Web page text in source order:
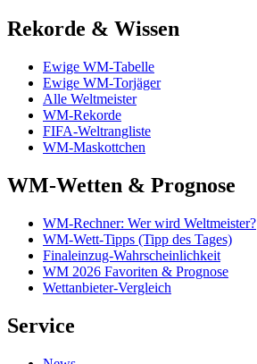
Rekorde & Wissen
Ewige WM-Tabelle
Ewige WM-Torjäger
Alle Weltmeister
WM-Rekorde
FIFA-Weltrangliste
WM-Maskottchen
WM-Wetten & Prognose
WM-Rechner: Wer wird Weltmeister?
WM-Wett-Tipps (Tipp des Tages)
Finaleinzug-Wahrscheinlichkeit
WM 2026 Favoriten & Prognose
Wettanbieter-Vergleich
Service